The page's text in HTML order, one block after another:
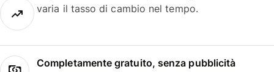
varia il tasso di cambio nel tempo.
Completamente gratuito, senza pubblicità